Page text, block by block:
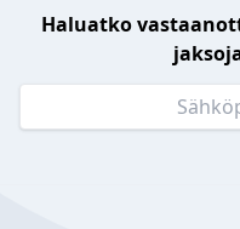
Haluatko